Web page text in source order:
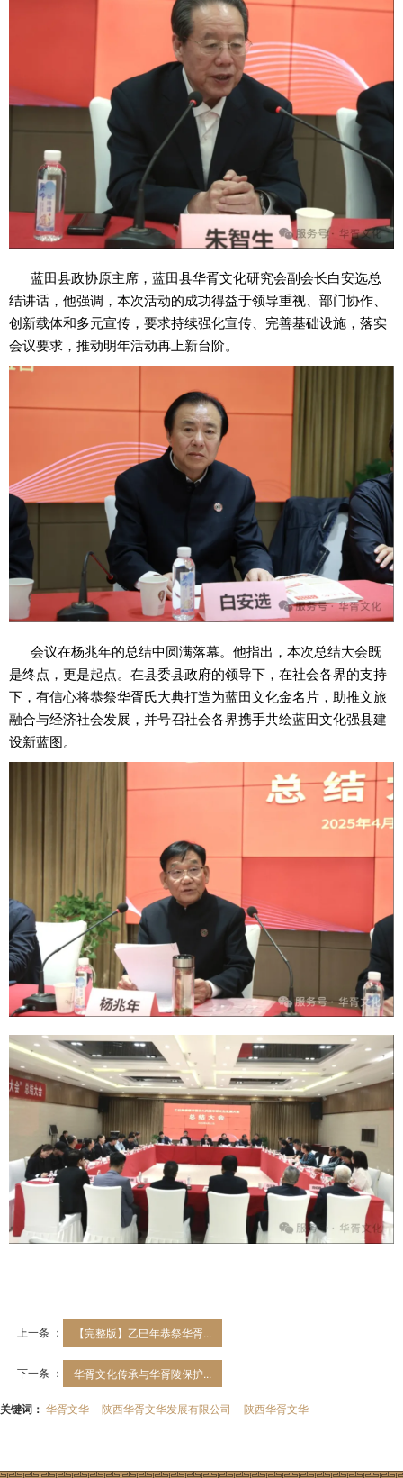
蓝田县政协原主席，蓝田县华胥文化研究会副会长白安选总
结讲话，他强调，本次活动的成功得益于领导重视、部门协作、
创新载体和多元宣传，要求持续强化宣传、完善基础设施，落实
会议要求，推动明年活动再上新台阶。
会议在杨兆年的总结中圆满落幕。他指出，本次总结大会既
是终点，更是起点。在县委县政府的领导下，在社会各界的支持
下，有信心将恭祭华胥氏大典打造为蓝田文化金名片，助推文旅
融合与经济社会发展，并号召社会各界携手共绘蓝田文化强县建
设新蓝图。
上一条 ： 【完整版】乙巳年恭祭华胥...
下一条 ： 华胥文化传承与华胥陵保护...
关键词： 华胥文华 陕西华胥文华发展有限公司 陕西华胥文华